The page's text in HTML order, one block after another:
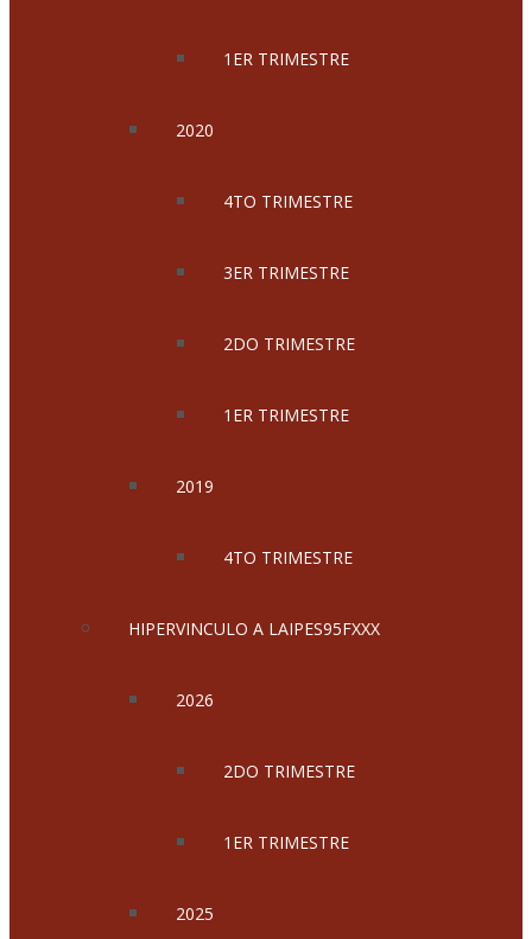
1ER TRIMESTRE
2020
4TO TRIMESTRE
3ER TRIMESTRE
2DO TRIMESTRE
1ER TRIMESTRE
2019
4TO TRIMESTRE
HIPERVINCULO A LAIPES95FXXX
2026
2DO TRIMESTRE
1ER TRIMESTRE
2025